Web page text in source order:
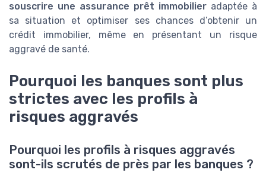
souscrire une assurance prêt immobilier adaptée à
sa situation et optimiser ses chances d’obtenir un
crédit immobilier, même en présentant un risque
aggravé de santé.
Pourquoi les banques sont plus
strictes avec les profils à
risques aggravés
Pourquoi les profils à risques aggravés
sont-ils scrutés de près par les banques ?